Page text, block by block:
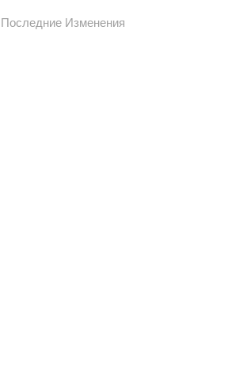
Последние Изменения